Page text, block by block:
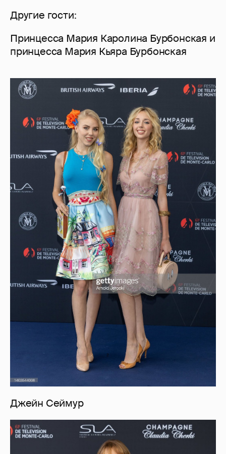
Другие гости:
Принцесса Мария Каролина Бурбонская и
принцесса Мария Кьяра Бурбонская
Джейн Сеймур